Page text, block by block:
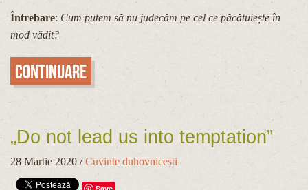
Întrebare: Cum putem să nu judecăm pe cel ce păcătuiește în
mod vădit?
Continuare
„Do not lead us into temptation”
28 Martie 2020 /Cuvinte duhovnicești